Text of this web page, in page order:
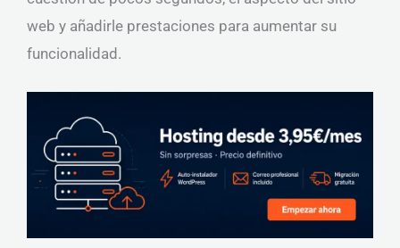
web y añadirle prestaciones para aumentar su
funcionalidad.